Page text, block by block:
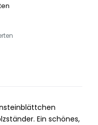
Ein schönes,